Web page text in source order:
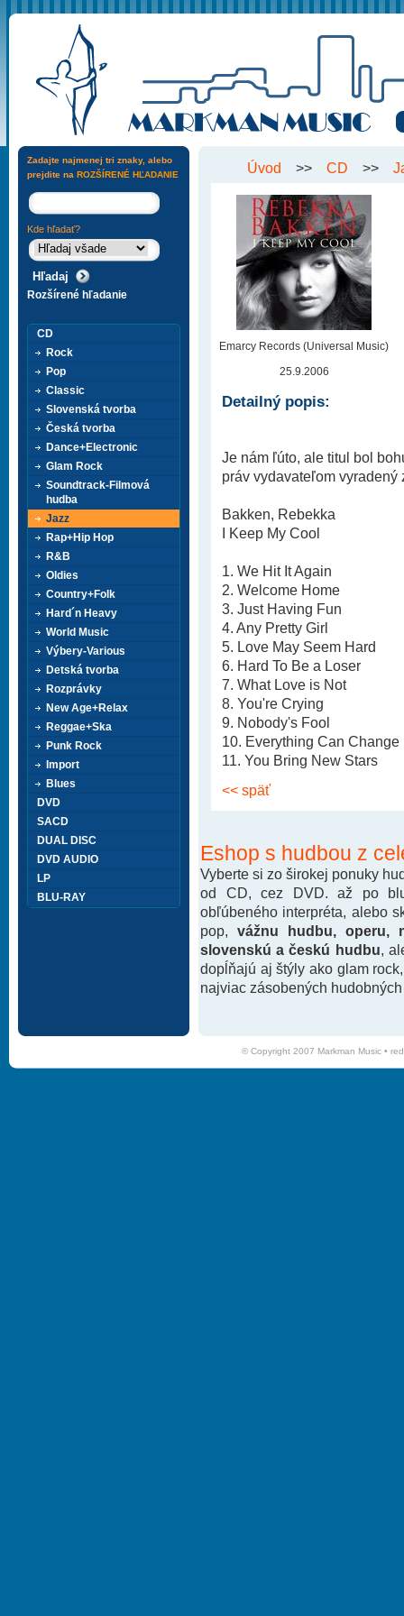
Úvod >> CD >>
Emarcy Records (Universal Music)
25.9.2006
Detailný popis:
Je nám ľúto, ale titul bol
práv vydavateľom vyradený
Bakken, Rebekka
I Keep My Cool
1. We Hit It Again
2. Welcome Home
3. Just Having Fun
4. Any Pretty Girl
5. Love May Seem Hard
6. Hard To Be a Loser
7. What Love is Not
8. You're Crying
9. Nobody's Fool
10. Everything Can Change
11. You Bring New Stars
<< späť
Eshop s hudbou z
Vyberte si zo širokej ponuky
od CD, cez DVD. až po
obľúbeného interpréta, alebo
pop, vážnu hudbu, operu,
slovenskú a českú hudbu ,
dopĺňajú aj štýly ako glam
najviac zásobených
Zadajte najmenej tri znaky, alebo
prejdite na ROZŠÍRENÉ HĽADANIE
Kde hľadať?
Rozšírené hľadanie
CD
Rock
Pop
Classic
Slovenská tvorba
Česká tvorba
Dance+Electronic
Glam Rock
Soundtrack-Filmová
hudba
Jazz
Rap+Hip Hop
R&B
Oldies
Country+Folk
Hard´n Heavy
World Music
Výbery-Various
Detská tvorba
Rozprávky
New Age+Relax
Reggae+Ska
Punk Rock
Import
Blues
DVD
SACD
DUAL DISC
DVD AUDIO
LP
BLU-RAY
© Copyright 2007 Markman Music •